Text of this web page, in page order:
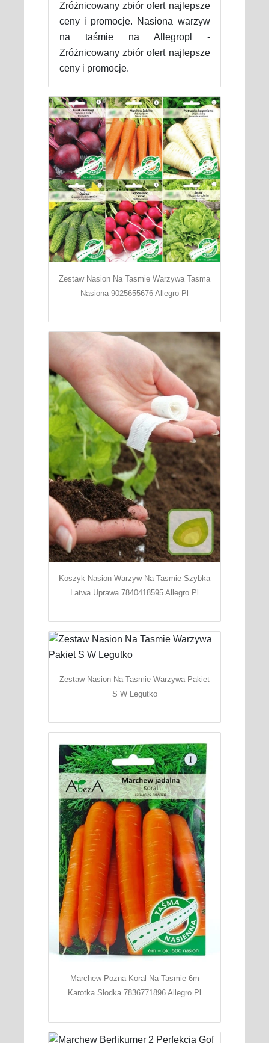
Zróżnicowany zbiór ofert najlepsze
ceny i promocje. Nasiona warzyw
na taśmie na Allegropl -
Zróżnicowany zbiór ofert najlepsze
ceny i promocje.
Zestaw Nasion Na Tasmie Warzywa Tasma
Nasiona 9025655676 Allegro Pl
Koszyk Nasion Warzyw Na Tasmie Szybka
Latwa Uprawa 7840418595 Allegro Pl
Zestaw Nasion Na Tasmie Warzywa Pakiet
S W Legutko
Marchew Pozna Koral Na Tasmie 6m
Karotka Slodka 7836771896 Allegro Pl